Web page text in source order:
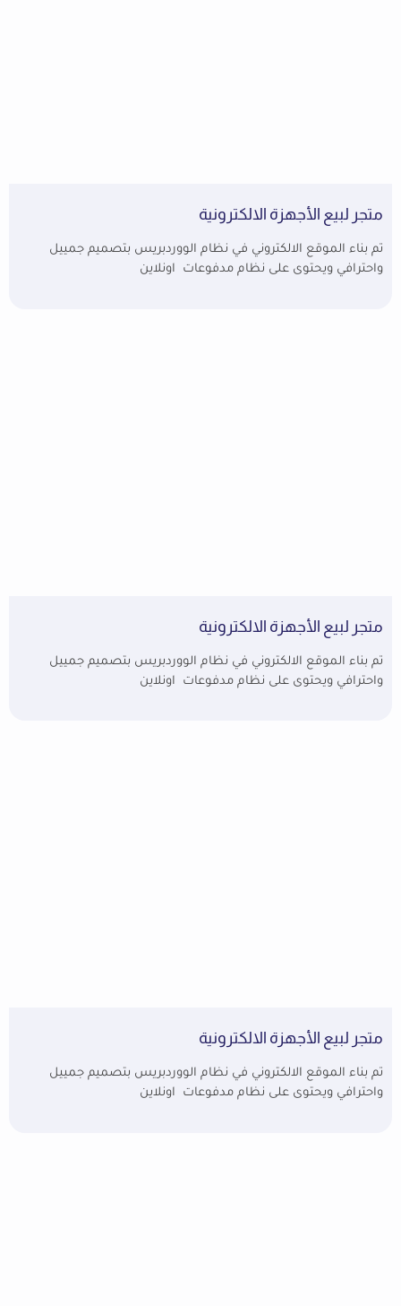
متجر لبيع الأجهزة الالكترونية
تم بناء الموقع الالكتروني في نظام الووردبريس بتصميم جمييل
واحترافي ويحتوى على نظام مدفوعات اونلاين
متجر لبيع الأجهزة الالكترونية
تم بناء الموقع الالكتروني في نظام الووردبريس بتصميم جمييل
واحترافي ويحتوى على نظام مدفوعات اونلاين
متجر لبيع الأجهزة الالكترونية
تم بناء الموقع الالكتروني في نظام الووردبريس بتصميم جمييل
واحترافي ويحتوى على نظام مدفوعات اونلاين